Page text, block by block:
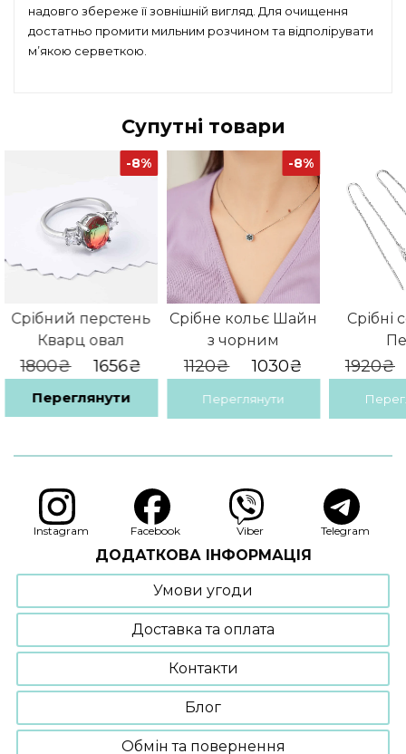
надовго збереже її зовнішній вигляд. Для очищення
достатньо промити мильним розчином та відполірувати
м’якою серветкою.
Супутні товари
-8%
Срібний перстень
Кварц овал
1800₴
Оригінальна
ціна:
1800₴.
1656₴ Поточна
ціна:
Переглянути
варіантів.
Параметри
сторінці
-8%
Срібне кольє Шайн
з чорним
цирконієм
1120₴
Оригінальна
ціна:
1120₴.
1030₴ Поточна
ціна:
Переглянути
Срібні
1920₴
Instagram Facebook Viber Telegram
ДОДАТКОВА ІНФОРМАЦІЯ
Умови угоди
Доставка та оплата
Контакти
Блог
Обмін та повернення